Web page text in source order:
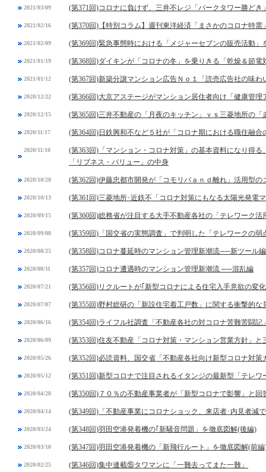
2021/03/09 (第371回)コロナに負けず、三井不レジ「パークタワー勝どき
2021/02/16 (第370回)【特別コラム】週刊東洋経済「まさかのコロナ特
2021/02/09 (第369回)緊急事態時における「メジャーセブンの販売活動」
2021/01/19 (第368回)ダイキンが「コロナの冬」を乗りきる「乾燥＆節電
2021/01/12 (第367回)新築分譲マンション広告Ｎｏ１「読売広告社の味わ
2020/12/22 (第366回)大京アステージがマンション居住者向け「健康管理
2020/12/15 (第365回)三井不動産の「月夜のキッチン」ｖｓ三菱地所の「
2020/11/17 (第364回)日鉄興和不など５社が「コロナ期における職住融
2020/11/10
(第363回)「マンション・コロナ対策」の基本資料になり得
「リブネス・バリュー」の中身
2020/10/20 (第362回)伊藤忠都市開発が「コモリバａｎｄ離れ」活用型の
2020/10/13 (第361回)三菱地所･近鉄不「コロナ対策にもなる太陽光発電
2020/09/15 (第360回)総務省が注目する大手不動産各社の「テレワーク活
2020/09/08 (第359回)「国交省の実態調査」で判明した「テレワークの弱
2020/08/25 (第358回)コロナ蔓延時のマンション管理新潮流──新ツール編
2020/08/11 (第357回)コロナ遭遇時のマンション管理新潮流 ──混乱編
2020/07/21 (第356回)リクルートが｢新型コロナによる住宅入手意欲の変
2020/07/07 (第355回)野村総研の「新設住宅着工戸数」に関する衝撃的な
2020/06/16 (第354回)ライフル社調査「不動産各社の対コロナ苦難苦闘記
2020/06/09 (第353回)住友不動産「コロナ対策・マンション営業方針」
2020/05/26 (第352回)必読資料、国交省「不動産各社向け新型コロナ対策
2020/05/12 (第351回)新型コロナで注目されるイタンジの最新型「テレワ
2020/04/28 (第350回)７０％の不動産事業者が「新型コロナで影響」と
2020/04/14 (第349回)「不動産事業にコロナショック、来店者･内見者減
2020/03/24 (第348回)羽田空港発着機の｢新騒音問題」を徹底図解(後編)
2020/03/10 (第347回)羽田空港発着機の「新飛行ルート」を徹底図解(前編
2020/02/25 (第346回)集中連載⑮タワマンに「一難去ってまた一難」